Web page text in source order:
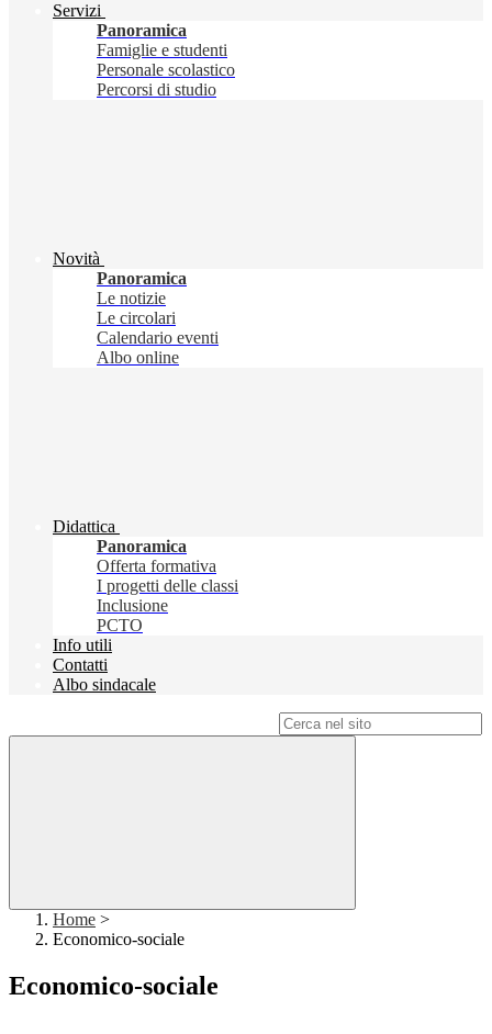
Servizi
Panoramica
Famiglie e studenti
Personale scolastico
Percorsi di studio
Novità
Panoramica
Le notizie
Le circolari
Calendario eventi
Albo online
Didattica
Panoramica
Offerta formativa
I progetti delle classi
Inclusione
PCTO
Info utili
Contatti
Albo sindacale
Home >
Economico-sociale
Economico-sociale